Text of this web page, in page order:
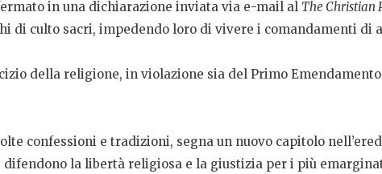
in una dichiarazione inviata via e-mail al The Christian
di culto sacri, impedendo loro di vivere i comandamenti di
della religione, in violazione sia del Primo
confessioni e tradizioni, segna un nuovo capitolo
la libertà religiosa e la giustizia per i più